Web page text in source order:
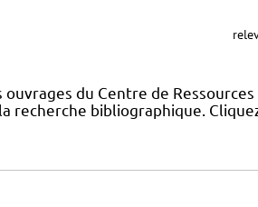
du Centre de
recherche bibliographique.